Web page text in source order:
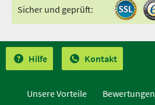
Sicher und geprüft:
Hilfe Kontakt
Unsere Vorteile Bewertungen